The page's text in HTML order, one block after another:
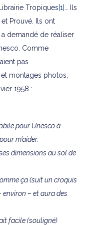
Tropiques[1]
… Ils
Prouvé. Ils ont
demandé de réaliser
Comme
pas
montages photos,
1958 :
pour Unesco à
m’aider.
dimensions au sol de
ça (suit un croquis
environ – et aura des
facile (souligné)